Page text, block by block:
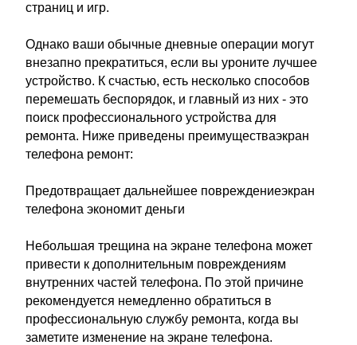
страниц и игр.
Однако ваши обычные дневные операции могут
внезапно прекратиться, если вы уроните лучшее
устройство. К счастью, есть несколько способов
перемешать беспорядок, и главный из них - это
поиск профессионального устройства для
ремонта. Ниже приведены преимуществаэкран
телефона ремонт:
Предотвращает дальнейшее повреждениеэкран
телефона экономит деньги
Небольшая трещина на экране телефона может
привести к дополнительным повреждениям
внутренних частей телефона. По этой причине
рекомендуется немедленно обратиться в
профессиональную службу ремонта, когда вы
заметите изменение на экране телефона.